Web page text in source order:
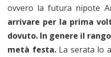
ovvero la futura nipote
arrivare per la prima
dovuto. In genere il
metà festa.La serata lo